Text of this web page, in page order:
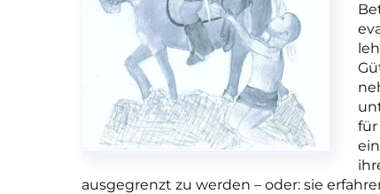
für
ausgegrenzt zu werden – oder: sie